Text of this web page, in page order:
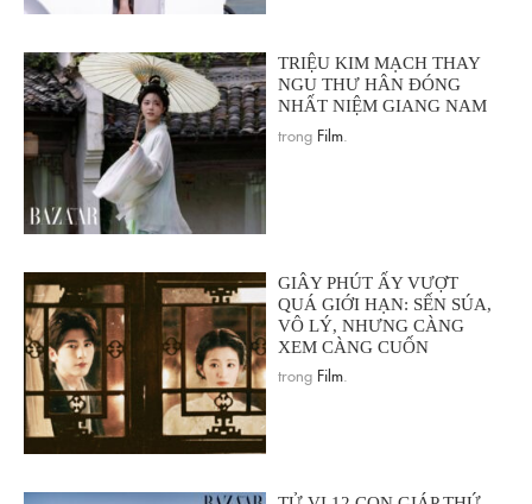
TRIỆU KIM MẠCH THAY
NGU THƯ HÂN ĐÓNG
NHẤT NIỆM GIANG NAM
trong Film
GIÂY PHÚT ẤY VƯỢT
QUÁ GIỚI HẠN: SẾN SÚA,
VÔ LÝ, NHƯNG CÀNG
XEM CÀNG CUỐN
trong Film